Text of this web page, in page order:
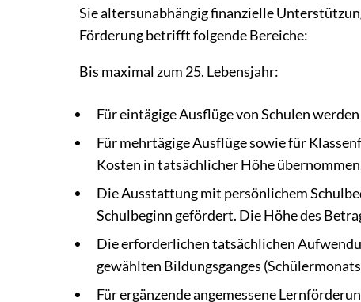
Sie altersunabhängig finanzielle
Förderung betrifft folgende Bereiche:
Bis maximal zum 25. Lebensjahr:
Für eintägige Ausflüge von Schulen
Für mehrtägige Ausflüge sowie für
Kosten in tatsächlicher Höhe
Die Ausstattung mit persönlichem
Schulbeginn gefördert. Die Höhe des
Die erforderlichen tatsächlichen
gewählten Bildungsganges
Für ergänzende angemessene